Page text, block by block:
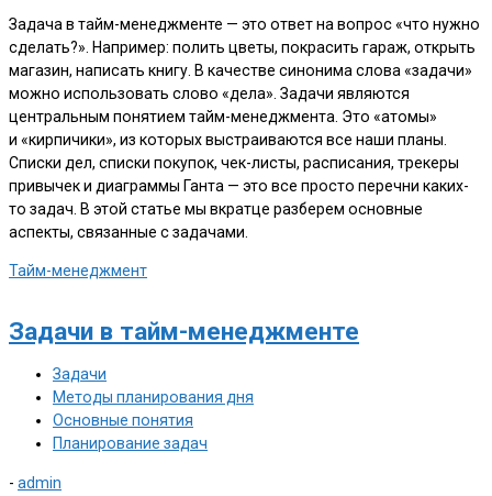
Задача в тайм-менеджменте — это ответ на вопрос «что нужно
сделать?». Например: полить цветы, покрасить гараж, открыть
магазин, написать книгу. В качестве синонима слова «задачи»
можно использовать слово «дела». Задачи являются
центральным понятием тайм-менеджмента. Это «атомы»
и «кирпичики», из которых выстраиваются все наши планы.
Списки дел, списки покупок, чек-листы, расписания, трекеры
привычек и диаграммы Ганта — это все просто перечни каких-
то задач. В этой статье мы вкратце разберем основные
аспекты, связанные с задачами.
Тайм-менеджмент
Задачи в тайм-менеджменте
Задачи
Методы планирования дня
Основные понятия
Планирование задач
- admin